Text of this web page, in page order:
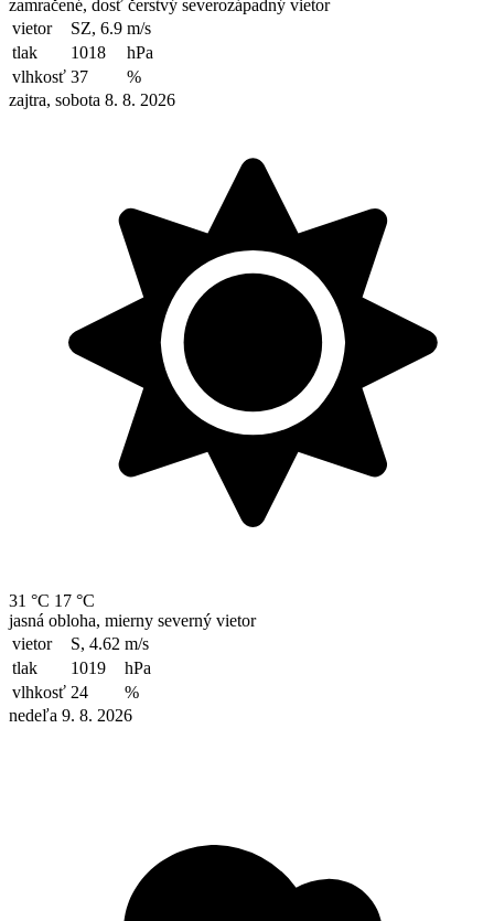
zamračené, dosť čerstvý severozápadný vietor
vietor
SZ, 6.9 m/s
tlak
1018
hPa
vlhkosť 37
%
zajtra, sobota 8. 8. 2026
31 °C 17 °C
jasná obloha, mierny severný vietor
vietor
S, 4.62 m/s
tlak
1019
hPa
vlhkosť 24
%
nedeľa 9. 8. 2026